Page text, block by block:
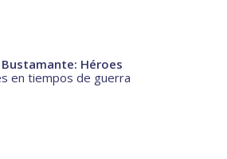
Bustamante: Héroes
en tiempos de guerra